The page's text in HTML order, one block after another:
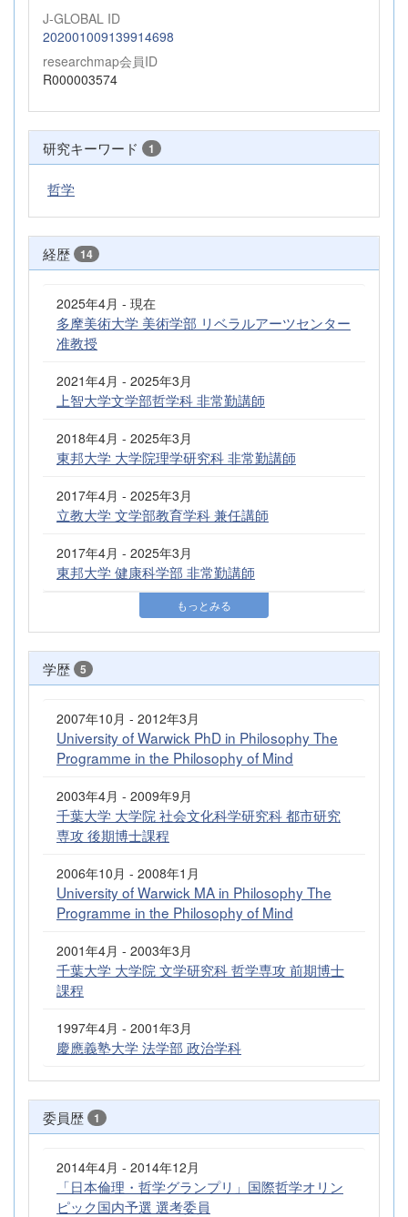
J-GLOBAL ID
202001009139914698
researchmap会員ID
R000003574
研究キーワード 1
哲学
経歴 14
2025年4月 - 現在
多摩美術大学 美術学部 リベラルアーツセンター
准教授
2021年4月 - 2025年3月
上智大学文学部哲学科 非常勤講師
2018年4月 - 2025年3月
東邦大学 大学院理学研究科 非常勤講師
2017年4月 - 2025年3月
立教大学 文学部教育学科 兼任講師
2017年4月 - 2025年3月
東邦大学 健康科学部 非常勤講師
もっとみる
学歴 5
2007年10月 - 2012年3月
University of Warwick PhD in Philosophy The
Programme in the Philosophy of Mind
2003年4月 - 2009年9月
千葉大学 大学院 社会文化科学研究科 都市研究
専攻 後期博士課程
2006年10月 - 2008年1月
University of Warwick MA in Philosophy The
Programme in the Philosophy of Mind
2001年4月 - 2003年3月
千葉大学 大学院 文学研究科 哲学専攻 前期博士
課程
1997年4月 - 2001年3月
慶應義塾大学 法学部 政治学科
委員歴 1
2014年4月 - 2014年12月
「日本倫理・哲学グランプリ」国際哲学オリン
ピック国内予選 選考委員